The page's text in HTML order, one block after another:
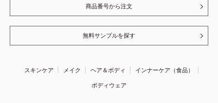
商品番号から注文
無料サンプルを探す
スキンケア メイク ヘア＆ボディ
インナーケア（食品）
ボディウェア